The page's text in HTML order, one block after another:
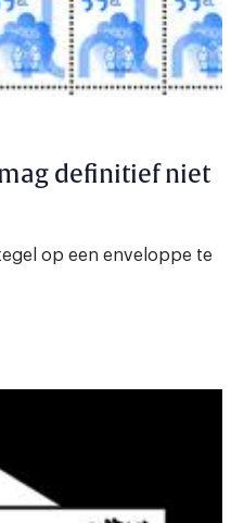
mag definitief niet
op een enveloppe te